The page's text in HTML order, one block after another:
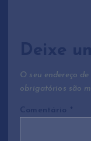
a
ç
ã
o
Deixe
O seu endereço
obrigatórios são
Comentário *